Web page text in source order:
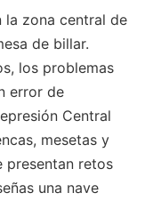
la zona central de
de billar.
los problemas
error de
Central
mesetas y
presentan retos
una nave